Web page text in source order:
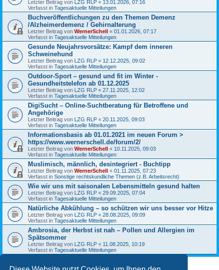
Letzter Beitrag von LZG RLP « 13.01.2026, 07:16
Verfasst in Tagesaktuelle Mitteilungen
Buchveröffentlichungen zu den Themen Demenz
/Alzheimerdemenz / Gehirnalterung
Letzter Beitrag von WernerSchell « 01.01.2026, 07:17
Verfasst in Tagesaktuelle Mitteilungen
Gesunde Neujahrsvorsätze: Kampf dem inneren
Schweinehund
Letzter Beitrag von LZG RLP « 12.12.2025, 09:02
Verfasst in Tagesaktuelle Mitteilungen
Outdoor-Sport – gesund und fit im Winter -
Gesundheitstelefon ab 01.12.2025
Letzter Beitrag von LZG RLP « 27.11.2025, 12:02
Verfasst in Tagesaktuelle Mitteilungen
DigiSucht – Online-Suchtberatung für Betroffene und
Angehörige
Letzter Beitrag von LZG RLP « 20.11.2025, 09:03
Verfasst in Tagesaktuelle Mitteilungen
Informationsbasis ab 01.01.2021 im neuen Forum >
https://www.wernerschell.de/forum/2/
Letzter Beitrag von WernerSchell « 10.11.2025, 09:03
Verfasst in Tagesaktuelle Mitteilungen
Muslimisch, männlich, desintegriert - Buchtipp
Letzter Beitrag von WernerSchell « 01.11.2025, 07:23
Verfasst in Sonstige rechtskundliche Themen (z.B. Arbeitsrecht)
Wie wir uns mit saisonalen Lebensmitteln gesund halten
Letzter Beitrag von LZG RLP « 29.09.2025, 07:04
Verfasst in Tagesaktuelle Mitteilungen
Natürliche Abkühlung – so schützen wir uns besser vor Hitze
Letzter Beitrag von LZG RLP « 28.08.2025, 09:09
Verfasst in Tagesaktuelle Mitteilungen
Ambrosia, der Herbst ist nah – Pollen und Allergien im
Spätsommer
Letzter Beitrag von LZG RLP « 11.08.2025, 10:19
Verfasst in Tagesaktuelle Mitteilungen